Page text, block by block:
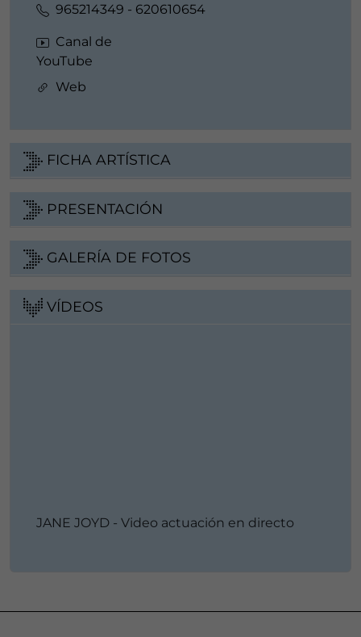
965214349 - 620610654
Canal de
YouTube
Web
FICHA ARTÍSTICA
PRESENTACIÓN
GALERÍA DE FOTOS
VÍDEOS
JANE JOYD - Video actuación en directo